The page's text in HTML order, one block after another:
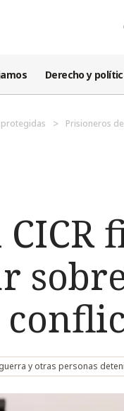
Derecho y
protegidas
Prisioneros
y otras personas